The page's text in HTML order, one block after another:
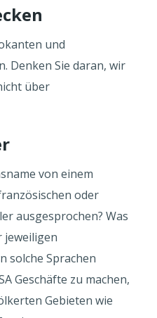
und
Denken Sie daran, wir
über
von einem
oder
ausgesprochen? Was
jeweiligen
solche Sprachen
Geschäfte zu machen,
Gebieten wie